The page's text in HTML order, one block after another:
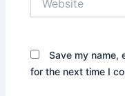
Save my name,
for the next time I